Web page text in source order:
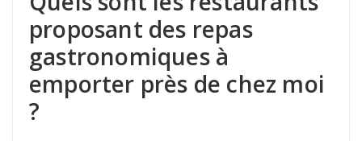
proposant des repas
gastronomiques à
emporter près de chez moi
?